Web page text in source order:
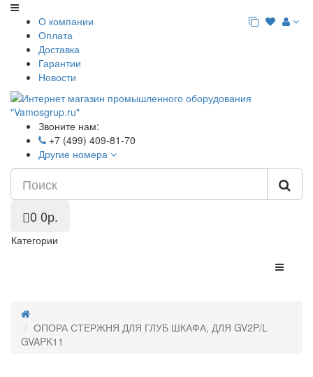
О компании
Оплата
Доставка
Гарантии
Новости
Звоните нам:
+7 (499) 409-81-70
Другие номера
0 0р.
Категории
ОПОРА СТЕРЖНЯ ДЛЯ ГЛУБ ШКАФА, ДЛЯ GV2P/L
GVAPK11